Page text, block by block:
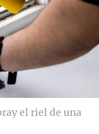
el riel de una